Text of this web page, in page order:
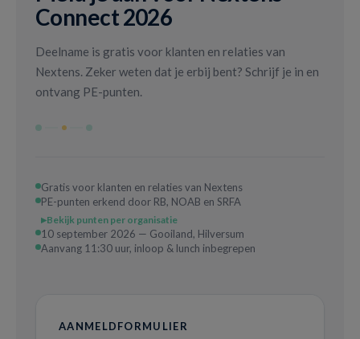
Connect 2026
Deelname is gratis voor klanten en relaties van
Nextens. Zeker weten dat je erbij bent? Schrijf je in en
ontvang PE-punten.
Gratis voor klanten en relaties van Nextens
PE-punten erkend door RB, NOAB en SRFA
Bekijk punten per organisatie
10 september 2026 — Gooiland, Hilversum
Aanvang 11:30 uur, inloop & lunch inbegrepen
AANMELDFORMULIER